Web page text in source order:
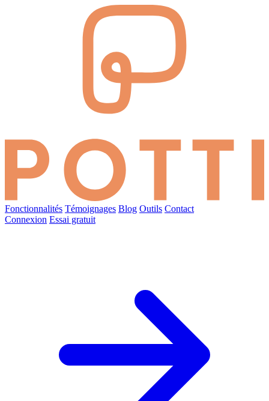
Fonctionnalités Témoignages Blog Outils Contact
Connexion Essai gratuit